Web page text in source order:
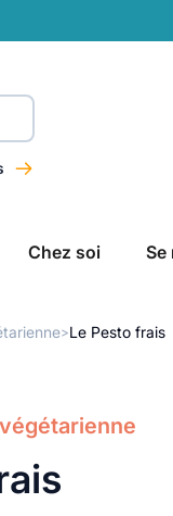
Chez soi Se
>Le Pesto frais